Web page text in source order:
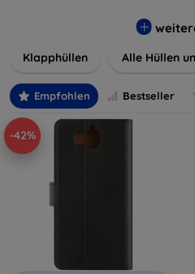
Farben, um Ihren persönlichen
Klapphüllen Alle Hüllen
Empfohlen Bestseller
-42%